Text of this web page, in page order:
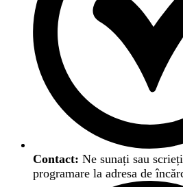
Contact: Ne sunați sau
programare la adresa de